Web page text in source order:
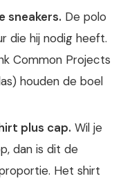
sneakers. De polo
die hij nodig heeft.
Common Projects
houden de boel
plus cap. Wil je
dan is dit de
Het shirt